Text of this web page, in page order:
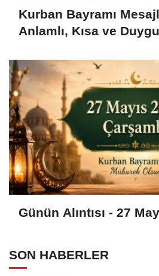
Kurban Bayramı
Anlamlı, Kısa ve
Günün Alıntısı - 27
SON HABERLER